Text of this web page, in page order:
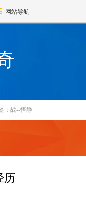
网站导航
：战--悟静
历